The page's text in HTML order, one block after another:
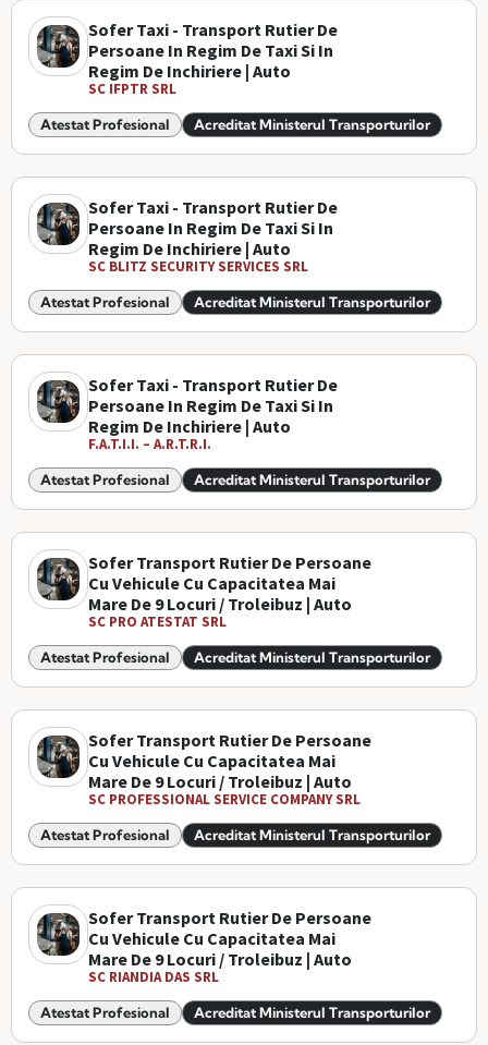
Sofer Taxi - Transport Rutier De
Persoane In Regim De Taxi Si In
Regim De Inchiriere | Auto
SC IFPTR SRL
Atestat Profesional Acreditat Ministerul Transporturilor
Sofer Taxi - Transport Rutier De
Persoane In Regim De Taxi Si In
Regim De Inchiriere | Auto
SC BLITZ SECURITY SERVICES SRL
Atestat Profesional Acreditat Ministerul Transporturilor
Sofer Taxi - Transport Rutier De
Persoane In Regim De Taxi Si In
Regim De Inchiriere | Auto
F.A.T.I.I. – A.R.T.R.I.
Atestat Profesional Acreditat Ministerul Transporturilor
Sofer Transport Rutier De Persoane
Cu Vehicule Cu Capacitatea Mai
Mare De 9 Locuri / Troleibuz | Auto
SC PRO ATESTAT SRL
Atestat Profesional Acreditat Ministerul Transporturilor
Sofer Transport Rutier De Persoane
Cu Vehicule Cu Capacitatea Mai
Mare De 9 Locuri / Troleibuz | Auto
SC PROFESSIONAL SERVICE COMPANY SRL
Atestat Profesional Acreditat Ministerul Transporturilor
Sofer Transport Rutier De Persoane
Cu Vehicule Cu Capacitatea Mai
Mare De 9 Locuri / Troleibuz | Auto
SC RIANDIA DAS SRL
Atestat Profesional Acreditat Ministerul Transporturilor